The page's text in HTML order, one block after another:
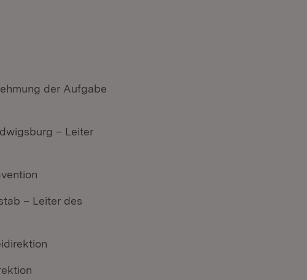
der Aufgabe
– Leiter
– Leiter des